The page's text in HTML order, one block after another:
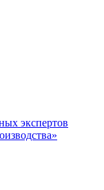
экспертов